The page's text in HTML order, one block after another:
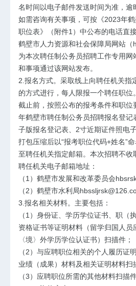
名时间以电子邮件发送时间为准，逾
如需咨询有关事项，可按《2023年
职位表》（附件1）中公布的电话直
鹤壁市人力资源和社会保障局网站（
为本次聘任制公务员招聘工作专用网
和事项通过该网站发布。
2.报名方式。 采取线上向聘任机关指
的方式进行，每人限报一个聘任职位
截止前，按照公布的报考条件和职位
年鹤壁市聘任制公务员招聘报名登
子版报名登记表、2寸近期证件照电
打包压缩后以“报考职位代码+姓名”
至聘任机关指定邮箱。本次招聘不收
聘任机关电子邮箱地址：
（1）鹤壁市发展和改革委员会
（2）鹤壁市水利局
3.报名相关材料。 主要包括：
（1）身份证、学历学位证书、职（
资格证书等证明材料（留学归国人员
〈境〉外学历学位认证书）扫描件；
（2）与应聘职位相关的个人履历证
业绩（成果）材料及相关证明材料扫
（3）应聘职位所需的其他材料扫描件